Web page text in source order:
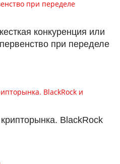
конкуренция или
при переделе
BlackRock